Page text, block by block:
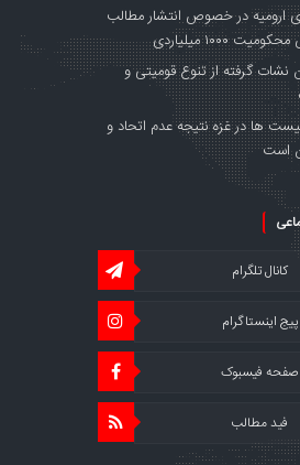
ارومیه در خصوص انتشار مطالب
۱۰۰۰ میلیاردی
نشات گرفته از تنوع قومیتی و
ها در غزه نتیجه عدم اتحاد و
است
کانال تلگرام
پیج اینستاگرام
صفحه فیسبوک
فید مطالب